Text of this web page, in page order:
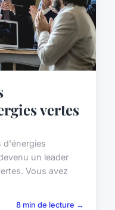
vertes
d'énergies
un leader
Vous avez
8 min de lecture →